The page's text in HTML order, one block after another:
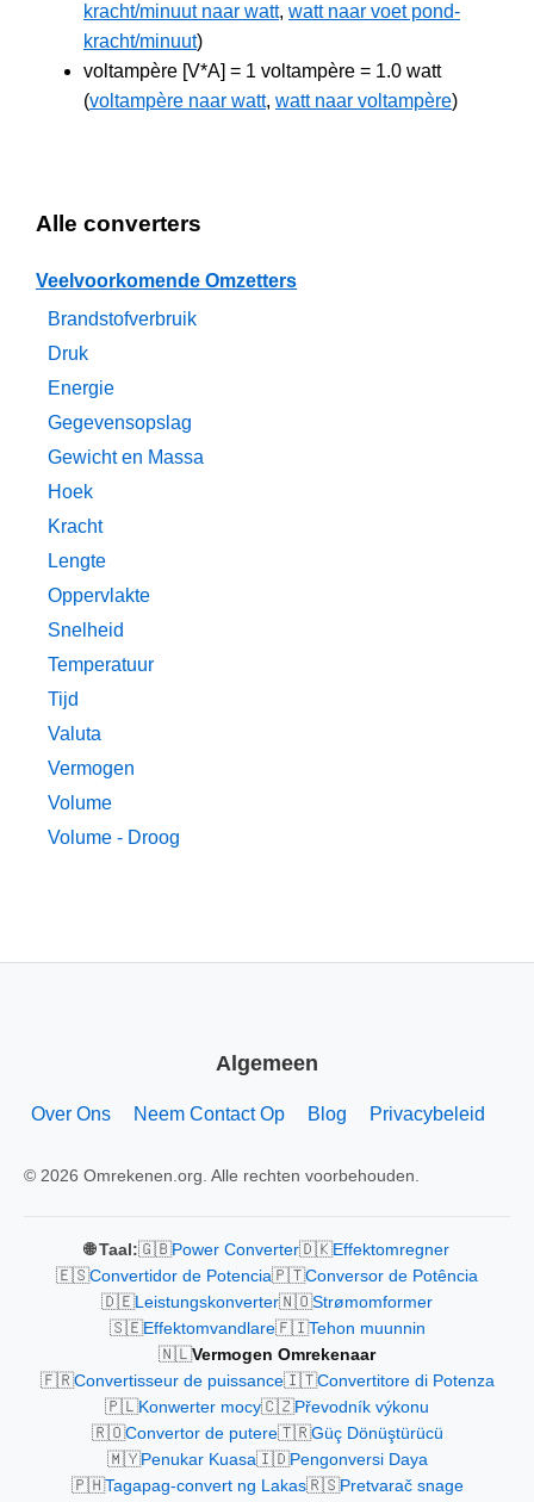
kracht/minuut naar watt, watt naar voet pond-
kracht/minuut)
voltampère [V*A] = 1 voltampère = 1.0 watt
(voltampère naar watt, watt naar voltampère)
Alle converters
Veelvoorkomende Omzetters
Brandstofverbruik
Druk
Energie
Gegevensopslag
Gewicht en Massa
Hoek
Kracht
Lengte
Oppervlakte
Snelheid
Temperatuur
Tijd
Valuta
Vermogen
Volume
Volume - Droog
Algemeen
Over Ons Neem Contact Op Blog Privacybeleid
© 2026 Omrekenen.org. Alle rechten voorbehouden.
🌐 Taal:🇬🇧Power Converter🇩🇰Effektomregner
🇪🇸Convertidor de Potencia🇵🇹Conversor de Potência
🇩🇪Leistungskonverter🇳🇴Strømomformer
🇸🇪Effektomvandlare🇫🇮Tehon muunnin
🇳🇱Vermogen Omrekenaar
🇫🇷Convertisseur de puissance🇮🇹Convertitore di Potenza
🇵🇱Konwerter mocy🇨🇿Převodník výkonu
🇷🇴Convertor de putere🇹🇷Güç Dönüştürücü
🇲🇾Penukar Kuasa🇮🇩Pengonversi Daya
🇵🇭Tagapag-convert ng Lakas🇷🇸Pretvarač snage